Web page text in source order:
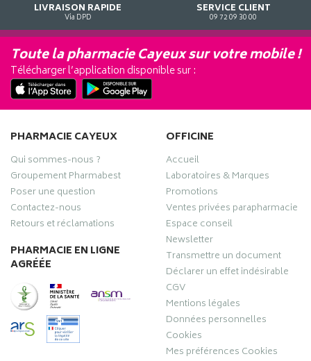
LIVRAISON RAPIDE
Via DPD
SERVICE CLIENT
09 72 09 30 00
Toute la pharmacie Cayeux sur votre mobile !
Télécharger l’application disponible sur :
PHARMACIE CAYEUX
Qui sommes-nous ?
Groupement Pharmabest
Poser une question
Contactez-nous
Retours et réclamations
PHARMACIE EN LIGNE
AGRÉÉE
OFFICINE
Accueil
Laboratoires & Marques
Promotions
Ventes privées parapharmacie
Espace conseil
Newsletter
Transmettre un document
Déclarer un effet indésirable
CGV
Mentions légales
Données personnelles
Cookies
Mes préférences Cookies